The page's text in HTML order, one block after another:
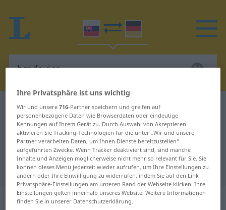
Slowakisch-Deutsch Wörterbuch bradavica
Slowakisch-Deutsch Übersetzung
für "bradavica"
"bradavica" Deutsch Übersetzung
„bradavica“: feminin
Ihre Privatsphäre ist uns wichtig
Wir und unsere716-Partner speichern und greifen auf
personenbezogene Daten wie Browserdaten oder eindeutige
Kennungen auf Ihrem Gerät zu. Durch Auswahl von Akzeptieren
aktivieren Sie Tracking-Technologien für die unter „Wir und unsere
Partner verarbeiten Daten, um Ihnen Dienste bereitzustellen“
aufgeführten Zwecke. Wenn Tracker deaktiviert sind, sind manche
Inhalte und Anzeigen möglicherweise nicht mehr so relevant für Sie. Sie
können dieses Menü jederzeit wieder aufrufen, um Ihre Einstellungen zu
ändern oder Ihre Einwilligung zu widerrufen, indem Sie auf den Link
Privatsphäre-Einstellungen am unteren Rand der Webseite klicken. Ihre
Einstellungen gelten innerhalb unseres Website. Weitere Informationen
finden Sie in unserer Datenschutzerklärung.